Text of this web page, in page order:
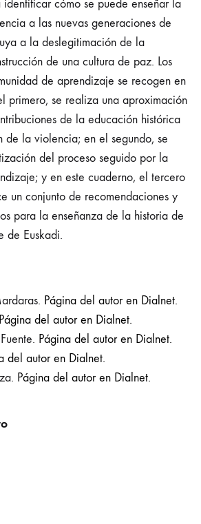
cómo se puede enseñar la
a las nuevas generaciones de
a la deslegitimación de la
de una cultura de paz. Los
de aprendizaje se recogen en
primero, se realiza una aproximación
de la educación histórica
de la violencia; en el segundo, se
del proceso seguido por la
y en este cuaderno, el tercero
un conjunto de recomendaciones y
para la enseñanza de la historia de
de Euskadi.
Página del autor en Dialnet.
Página del autor en Dialnet.
Página del autor en Dialnet.
del autor en Dialnet.
Página del autor en Dialnet.